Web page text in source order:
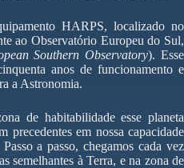
HARPS, localizado no
ao Observatório Europeu do Sul,
Southern Observatory). Esse
anos de funcionamento e
a Astronomia.
de habitabilidade esse planeta
precedentes em nossa capacidade
a passo, chegamos cada vez
semelhantes à Terra, e na zona de